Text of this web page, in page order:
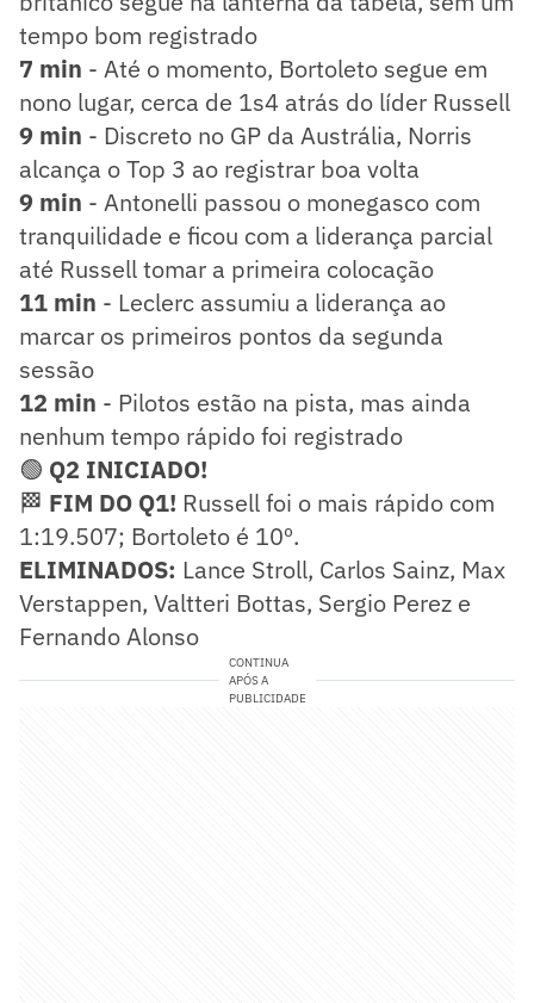
tempo bom registrado
7 min - Até o momento, Bortoleto segue em
nono lugar, cerca de 1s4 atrás do líder Russell
9 min - Discreto no GP da Austrália, Norris
alcança o Top 3 ao registrar boa volta
9 min - Antonelli passou o monegasco com
tranquilidade e ficou com a liderança parcial
até Russell tomar a primeira colocação
11 min - Leclerc assumiu a liderança ao
marcar os primeiros pontos da segunda
sessão
12 min - Pilotos estão na pista, mas ainda
nenhum tempo rápido foi registrado
🟢 Q2 INICIADO!
🏁 FIM DO Q1! Russell foi o mais rápido com
1:19.507; Bortoleto é 10º.
ELIMINADOS: Lance Stroll, Carlos Sainz, Max
Verstappen, Valtteri Bottas, Sergio Perez e
Fernando Alonso
CONTINUA
APÓS A
PUBLICIDADE